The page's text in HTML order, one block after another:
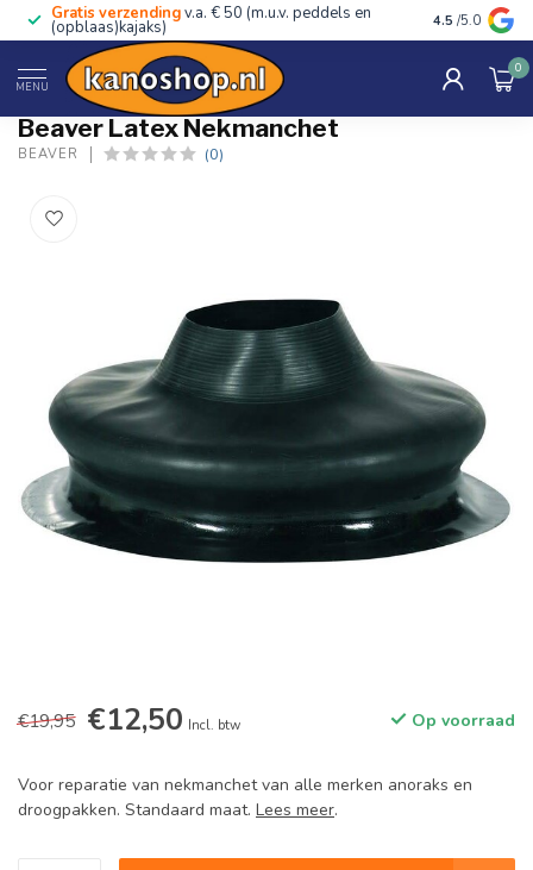
Gratis verzendingv.a. € 50 (m.u.v. peddels en
(opblaas)kajaks) Advies van
4.5 /5.0
MENU
0
Home / Latex Nekmanchet
Beaver Latex Nekmanchet
BEAVER (0)
€19,95 €12,50 Incl. btw Op voorraad
Voor reparatie van nekmanchet van alle merken anoraks en
droogpakken. Standaard maat. Lees meer.